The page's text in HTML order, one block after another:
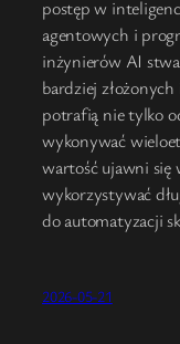
postęp w
agentowych i
inżynierów AI
bardziej
potrafią nie tylko
wykonywać
wartość ujawni się
wykorzystywać
do automatyzacji
2026-05-21